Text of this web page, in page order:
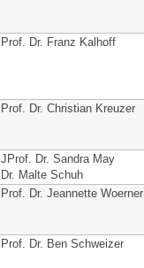
Prof. Dr. Franz Kalhoff
Prof. Dr. Christian Kreuzer
JProf. Dr. Sandra May
Dr. Malte Schuh
Prof. Dr. Jeannette Woerner
Prof. Dr. Ben Schweizer